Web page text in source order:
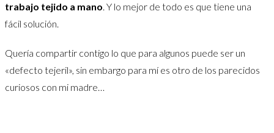
trabajo tejido a mano. Y lo mejor de todo es que tiene una
fácil solución.
Quería compartir contigo lo que para algunos puede ser un
«defecto tejeril», sin embargo para mí es otro de los parecidos
curiosos con mi madre…